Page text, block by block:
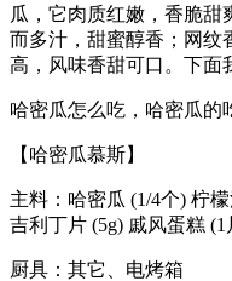
瓜，它肉质红嫩，香脆甜
而多汁，甜蜜醇香；网纹
高，风味香甜可口。下面
哈密瓜怎么吃，哈密瓜的
【哈密瓜慕斯】
主料：哈密瓜 (1/4个) 柠
吉利丁片 (5g) 戚风蛋糕 (1
厨具：其它、电烤箱